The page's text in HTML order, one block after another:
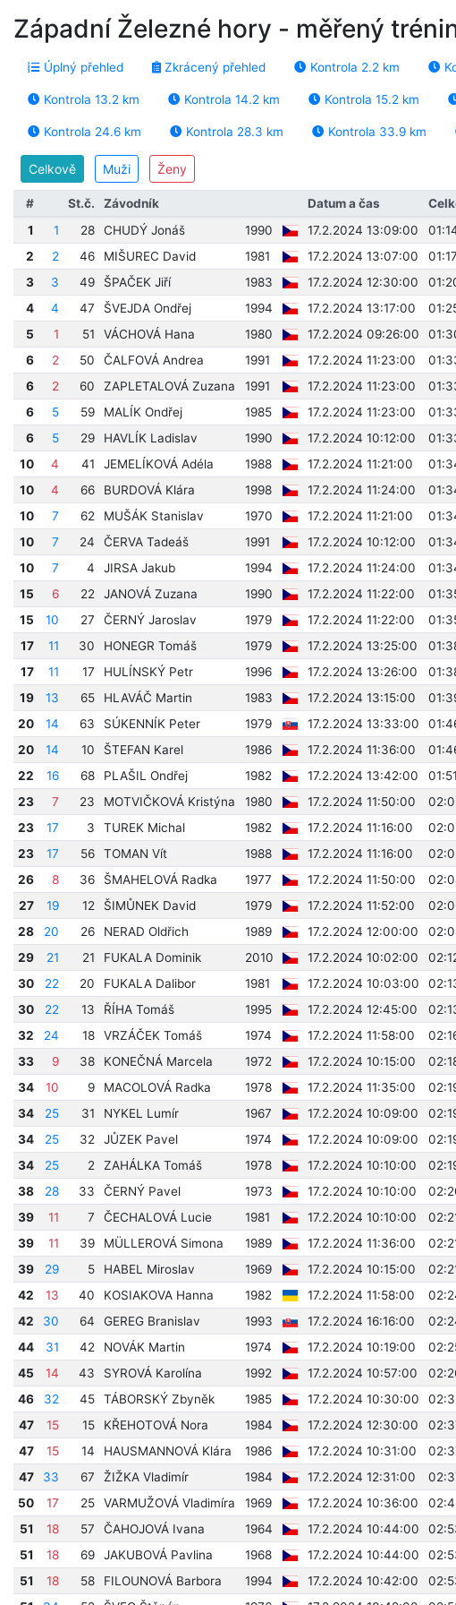
Západní Železné hory - měřený
Úplný přehled Zkrácený přehled Kontrola 2.2 km
Kontrola 13.2 km Kontrola 14.2 km Kontrola 15.2 km
Kontrola 24.6 km Kontrola 28.3 km Kontrola 33.9 km
Celkově Muži Ženy
# St.č. Závodník Datum a čas
1
1 28 CHUDÝ Jonáš 1990 17.2.2024 13:09:00
2
2 46 MIŠUREC David 1981 17.2.2024 13:07:00
3
3 49 ŠPAČEK Jiří 1983 17.2.2024 12:30:00
4
4 47 ŠVEJDA Ondřej 1994 17.2.2024 13:17:00
5
1 51 VÁCHOVÁ Hana 1980 17.2.2024 09:26:00
6
2 50 ČALFOVÁ Andrea 1991 17.2.2024 11:23:00
6
2 60 ZAPLETALOVÁ Zuzana 1991 17.2.2024 11:23:00
6
5 59 MALÍK Ondřej 1985 17.2.2024 11:23:00
6
5 29 HAVLÍK Ladislav 1990 17.2.2024 10:12:00
10
4 41 JEMELÍKOVÁ Adéla 1988 17.2.2024 11:21:00
10
4 66 BURDOVÁ Klára 1998 17.2.2024 11:24:00
10
7 62 MUŠÁK Stanislav 1970 17.2.2024 11:21:00
10
7 24 ČERVA Tadeáš 1991 17.2.2024 10:12:00
10
7 4 JIRSA Jakub 1994 17.2.2024 11:24:00
15
6 22 JANOVÁ Zuzana 1990 17.2.2024 11:22:00
15
10 27 ČERNÝ Jaroslav 1979 17.2.2024 11:22:00
17
11 30 HONEGR Tomáš 1979 17.2.2024 13:25:00
17
11 17 HULÍNSKÝ Petr 1996 17.2.2024 13:26:00
19
13 65 HLAVÁČ Martin 1983 17.2.2024 13:15:00
20
14 63 SÚKENNÍK Peter 1979 17.2.2024 13:33:00
20
14 10 ŠTEFAN Karel 1986 17.2.2024 11:36:00
22
16 68 PLAŠIL Ondřej 1982 17.2.2024 13:42:00
23
7 23 MOTVIČKOVÁ Kristýna 1980 17.2.2024 11:50:00
23
17 3 TUREK Michal 1982 17.2.2024 11:16:00
23
17 56 TOMAN Vít 1988 17.2.2024 11:16:00
26
8 36 ŠMAHELOVÁ Radka 1977 17.2.2024 11:50:00
27
19 12 ŠIMŮNEK David 1979 17.2.2024 11:52:00
28
20 26 NERAD Oldřich 1989 17.2.2024 12:00:00
29
21 21 FUKALA Dominik 2010 17.2.2024 10:02:00
30
22 20 FUKALA Dalibor 1981 17.2.2024 10:03:00
30
22 13 ŘÍHA Tomáš 1995 17.2.2024 12:45:00
32
24 18 VRZÁČEK Tomáš 1974 17.2.2024 11:58:00
33
9 38 KONEČNÁ Marcela 1972 17.2.2024 10:15:00
34
10 9 MACOLOVÁ Radka 1978 17.2.2024 11:35:00
34
25 31 NYKEL Lumír 1967 17.2.2024 10:09:00
34
25 32 JŮZEK Pavel 1974 17.2.2024 10:09:00
34
25 2 ZAHÁLKA Tomáš 1978 17.2.2024 10:10:00
38
28 33 ČERNÝ Pavel 1973 17.2.2024 10:10:00
39
11 7 ČECHALOVÁ Lucie 1981 17.2.2024 10:10:00
39
11 39 MÜLLEROVÁ Simona 1989 17.2.2024 11:36:00
39
29 5 HABEL Miroslav 1969 17.2.2024 10:15:00
42
13 40 KOSIAKOVA Hanna 1982 17.2.2024 11:58:00
42
30 64 GEREG Branislav 1993 17.2.2024 16:16:00
44
31 42 NOVÁK Martin 1974 17.2.2024 10:19:00
45
14 43 SYROVÁ Karolína 1992 17.2.2024 10:57:00
46
32 45 TÁBORSKÝ Zbyněk 1985 17.2.2024 10:30:00
47
15 15 KŘEHOTOVÁ Nora 1984 17.2.2024 12:30:00
47
15 14 HAUSMANNOVÁ Klára 1986 17.2.2024 10:31:00
47
33 67 ŽIŽKA Vladimír 1984 17.2.2024 12:31:00
50
17 25 VARMUŽOVÁ Vladimíra 1969 17.2.2024 10:36:00
51
18 57 ČAHOJOVÁ Ivana 1964 17.2.2024 10:44:00
51
18 69 JAKUBOVÁ Pavlina 1968 17.2.2024 10:44:00
51
18 58 FILOUNOVÁ Barbora 1994 17.2.2024 10:42:00